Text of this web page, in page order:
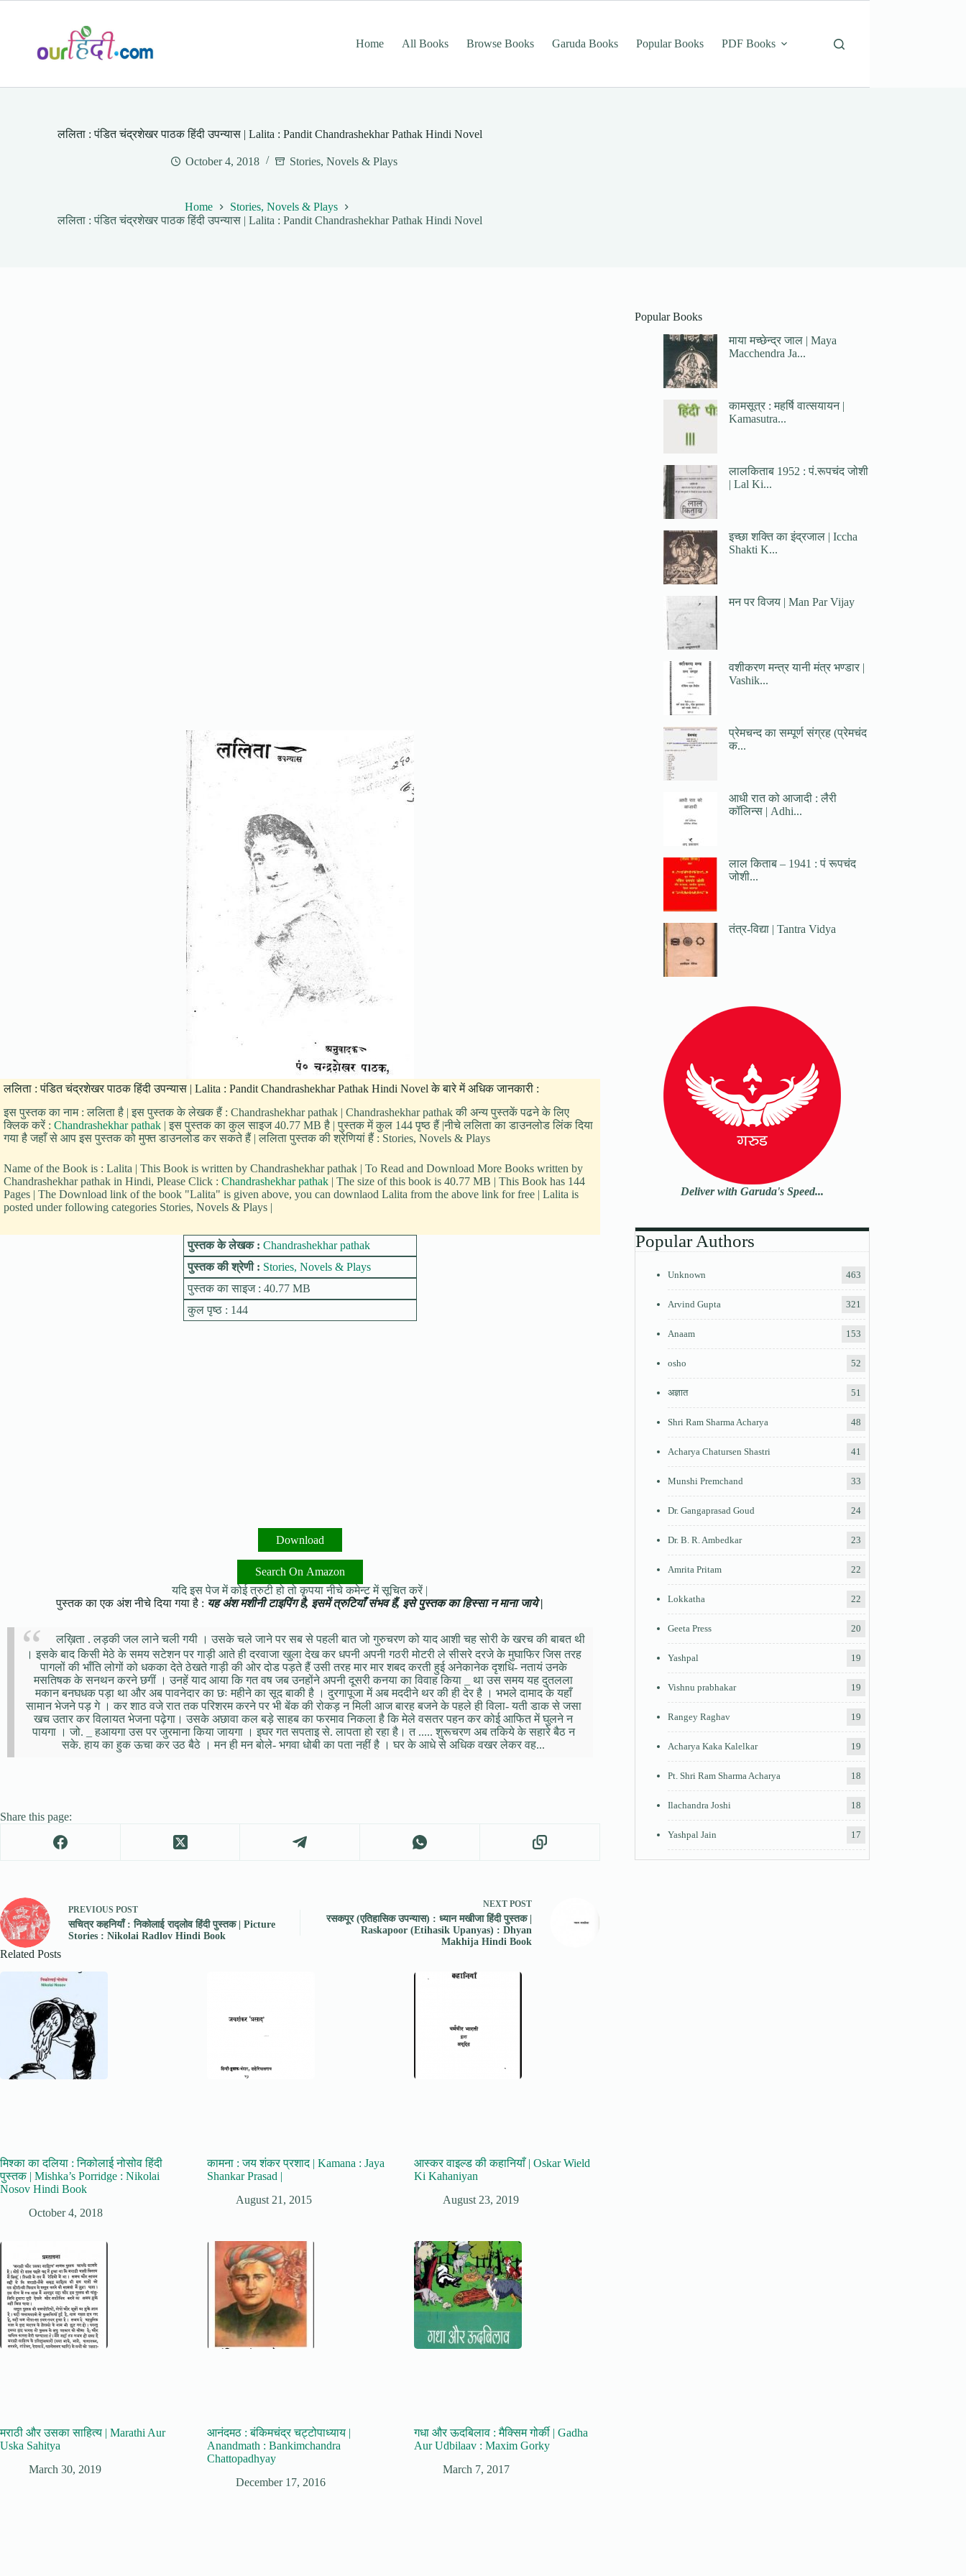
Home
All Books Browse Books Garuda Books Popular Books PDF Books
ललिता : पंडित चंद्रशेखर पाठक हिंदी उपन्यास | Lalita : Pandit Chandrashekhar Pathak Hindi Novel
October 4, 2018 Stories, Novels & Plays
Home
Stories, Novels & Plays
ललिता : पंडित चंद्रशेखर पाठक हिंदी उपन्यास | Lalita : Pandit Chandrashekhar Pathak Hindi Novel
ललिता : पंडित चंद्रशेखर पाठक हिंदी उपन्यास | Lalita : Pandit Chandrashekhar Pathak Hindi Novel के बारे में अधिक जानकारी :
इस पुस्तक का नाम : ललिता है | इस पुस्तक के लेखक हैं : Chandrashekhar pathak | Chandrashekhar pathak की अन्य पुस्तकें पढने के लिए
क्लिक करें : Chandrashekhar pathak | इस पुस्तक का कुल साइज 40.77 MB है | पुस्तक में कुल 144 पृष्ठ हैं |नीचे ललिता का डाउनलोड लिंक दिया
गया है जहाँ से आप इस पुस्तक को मुफ्त डाउनलोड कर सकते हैं | ललिता पुस्तक की श्रेणियां हैं : Stories, Novels & Plays
Name of the Book is : Lalita | This Book is written by Chandrashekhar pathak | To Read and Download More Books written by
Chandrashekhar pathak in Hindi, Please Click : Chandrashekhar pathak | The size of this book is 40.77 MB | This Book has 144
Pages | The Download link of the book "Lalita" is given above, you can downlaod Lalita from the above link for free | Lalita is
posted under following categories Stories, Novels & Plays |
पुस्तक के लेखक : Chandrashekhar pathak
पुस्तक की श्रेणी : Stories, Novels & Plays
पुस्तक का साइज : 40.77 MB
कुल पृष्ठ : 144
Download
Search On Amazon
यदि इस पेज में कोई त्रुटी हो तो कृपया नीचे कमेन्ट में सूचित करें |
पुस्तक का एक अंश नीचे दिया गया है : यह अंश मशीनी टाइपिंग है, इसमें त्रुटियाँ संभव हैं, इसे पुस्तक का हिस्सा न माना जाये |
लख़िता . लड़की जल लाने चली गयी । उसके चले जाने पर सब से पहली बात जो गुरुचरण को याद आशी चह सोरी के खरच की बाबत थी
। इसके बाद किसी मेठे के समय सटेशन पर गाड़ी आते ही दरवाजा खुला देख कर धपनी अपनी गठरी मोटरी ले सीसरे दरजे के मुघाफिर जिस तरह
पागलों की भाँति लोगों को धकका देते ठेखते गाड़ी की ओर दोड पड़ते हैं उसी तरह मार मार शबद करती हुई अनेकानेक दृशधि- नतायं उनके
मसतिषक के सनथन करने छगीं । उनहें याद आया कि गत वष जब उनहोंने अपनी दूसरी कनया का विवाह किया _ था उस समय यह दुतलला
मकान बनघधक पड़ा था और अब पावनेदार का छः महीने का सूद बाकी है । दुरगापूजा में अब मददीने थर की ही देर है । भभले दामाद के यहाँ
सामान भेजने पड़ गे । कर शाठ वजे रात तक परिशरम करने पर भी बेंक की रोकड़ न मिली आज बारह बजने के पहले ही विला- यती डाक से जसा
खच उतार कर विलायत भेजना पढ़ेगा। उसके अछावा कल बड़े साहब का फरमाव निकला है कि मेले वसतर पहन कर कोई आफित में घुलने न
पायगा । जो. _ हआयगा उस पर जुरमाना किया जायगा । इघर गत सपताइ से. लापता हो रहा है। त ..... शुरूचरण अब तकिये के सहारे बैठ न
सके. हाय का हुक ऊचा कर उठ बैठे । मन ही मन बोले- भगवा धोबी का पता नहीं है । घर के आधे से अधिक वखर लेकर वह...
Share this page:
PREVIOUS POST
सचित्र कहनियाँ : निकोलाई राद्लोव हिंदी पुस्तक | Picture
Stories : Nikolai Radlov Hindi Book
NEXT POST
रसकपूर (एतिहासिक उपन्यास) : ध्यान मखीजा हिंदी पुस्तक |
Raskapoor (Etihasik Upanyas) : Dhyan
Makhija Hindi Book
Related Posts
मिश्का का दलिया : निकोलाई नोसोव हिंदी
पुस्तक | Mishka’s Porridge : Nikolai
Nosov Hindi Book
October 4, 2018
कामना : जय शंकर प्रशाद | Kamana : Jaya
Shankar Prasad |
August 21, 2015
आस्कर वाइल्ड की कहानियाँ | Oskar Wield
Ki Kahaniyan
August 23, 2019
मराठी और उसका साहित्य | Marathi Aur
Uska Sahitya
March 30, 2019
आनंदमठ : बंकिमचंद्र चट्टोपाध्याय |
Anandmath : Bankimchandra
Chattopadhyay
December 17, 2016
गधा और ऊदबिलाव : मैक्सिम गोर्की | Gadha
Aur Udbilaav : Maxim Gorky
March 7, 2017
Popular Books
माया मच्छेन्द्र जाल | Maya
Macchendra Ja...
कामसूत्र : महर्षि वात्सयायन |
Kamasutra...
लालकिताब 1952 : पं.रूपचंद जोशी
| Lal Ki...
इच्छा शक्ति का इंद्रजाल | Iccha
Shakti K...
मन पर विजय | Man Par Vijay
वशीकरण मन्त्र यानी मंत्र भण्डार |
Vashik...
प्रेमचन्द का सम्पूर्ण संग्रह (प्रेमचंद
क...
आधी रात को आजादी : लैरी
कॉलिन्स | Adhi...
लाल किताब – 1941 : पं रूपचंद
जोशी...
तंत्र-विद्या | Tantra Vidya
Deliver with Garuda's Speed...
Popular Authors
Unknown 463
Arvind Gupta 321
Anaam 153
osho 52
अज्ञात 51
Shri Ram Sharma Acharya 48
Acharya Chatursen Shastri 41
Munshi Premchand 33
Dr. Gangaprasad Goud 24
Dr. B. R. Ambedkar 23
Amrita Pritam 22
Lokkatha 22
Geeta Press 20
Yashpal 19
Vishnu prabhakar 19
Rangey Raghav 19
Acharya Kaka Kalelkar 19
Pt. Shri Ram Sharma Acharya 18
Ilachandra Joshi 18
Yashpal Jain 17